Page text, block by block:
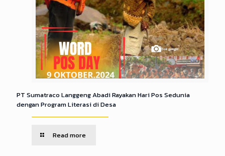
PT Sumatraco Langgeng Abadi Rayakan Hari Pos Sedunia
dengan Program Literasi di Desa
Read more